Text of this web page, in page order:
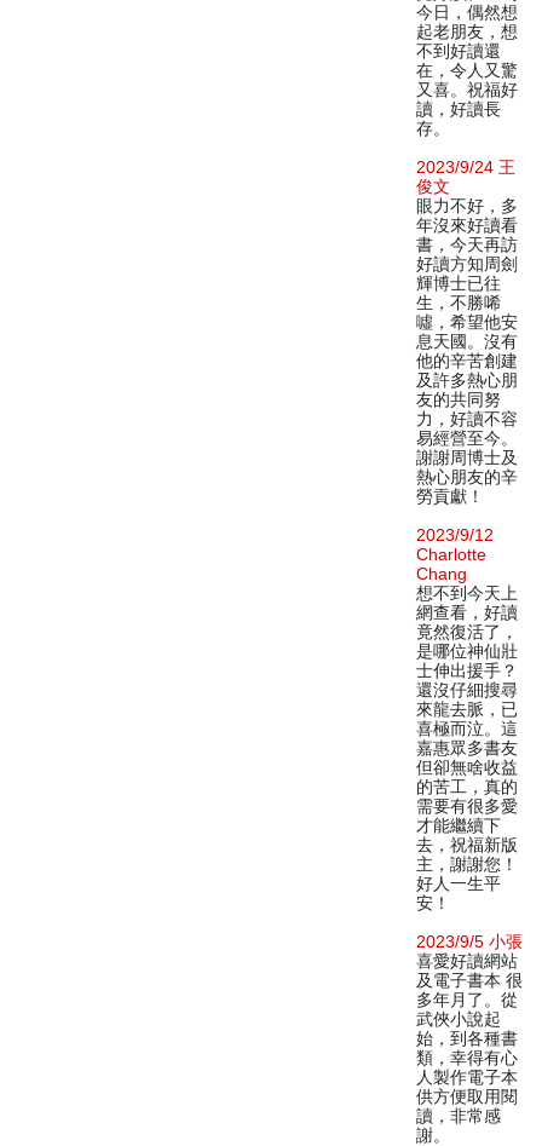
今日，偶然想
起老朋友，想
不到好讀還
在，令人又驚
又喜。祝福好
讀，好讀長
存。
2023/9/24 王
俊文
眼力不好，多
年沒來好讀看
書，今天再訪
好讀方知周劍
輝博士已往
生，不勝唏
噓，希望他安
息天國。沒有
他的辛苦創建
及許多熱心朋
友的共同努
力，好讀不容
易經營至今。
謝謝周博士及
熱心朋友的辛
勞貢獻！
2023/9/12
Charlotte
Chang
想不到今天上
網查看，好讀
竟然復活了，
是哪位神仙壯
士伸出援手？
還沒仔細搜尋
來龍去脈，已
喜極而泣。這
嘉惠眾多書友
但卻無啥收益
的苦工，真的
需要有很多愛
才能繼續下
去，祝福新版
主，謝謝您！
好人一生平
安！
2023/9/5 小張
喜愛好讀網站
及電子書本 很
多年月了。從
武俠小說起
始，到各種書
類，幸得有心
人製作電子本
供方便取用閱
讀，非常感
謝。